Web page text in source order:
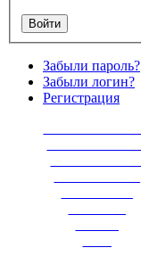
Забыли пароль?
Забыли логин?
Регистрация